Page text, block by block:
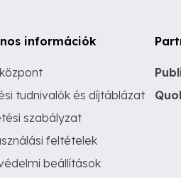
információk
tudnivalók és díjtáblázat
szabályzat
feltételek
beállítások